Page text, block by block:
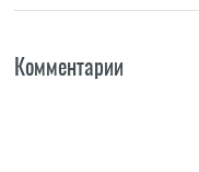
Комментарии